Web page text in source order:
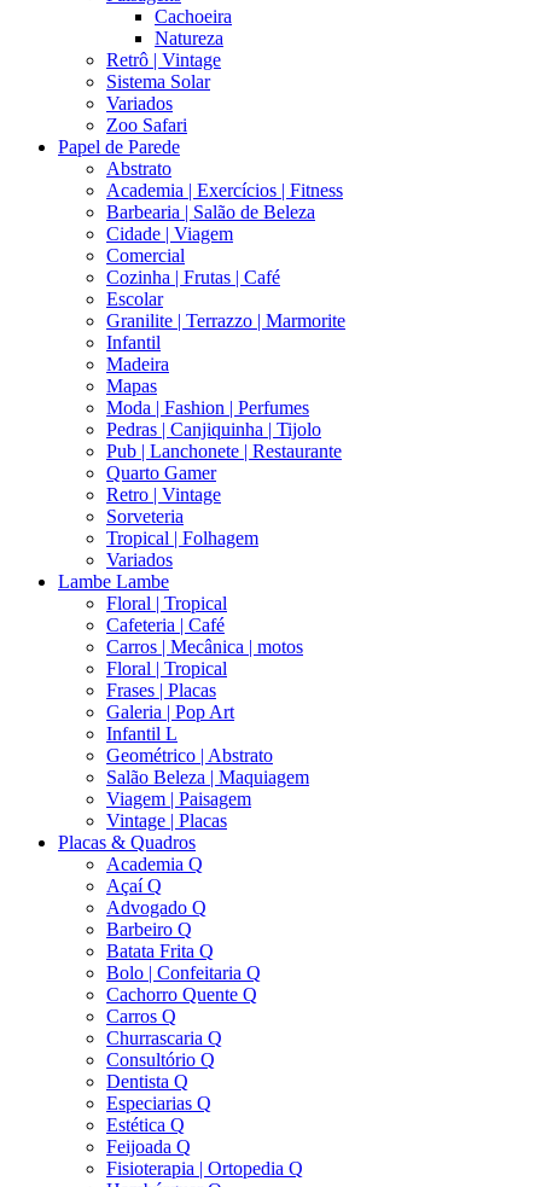
Cachoeira
Natureza
Retrô | Vintage
Sistema Solar
Variados
Zoo Safari
Papel de Parede
Abstrato
Academia | Exercícios | Fitness
Barbearia | Salão de Beleza
Cidade | Viagem
Comercial
Cozinha | Frutas | Café
Escolar
Granilite | Terrazzo | Marmorite
Infantil
Madeira
Mapas
Moda | Fashion | Perfumes
Pedras | Canjiquinha | Tijolo
Pub | Lanchonete | Restaurante
Quarto Gamer
Retro | Vintage
Sorveteria
Tropical | Folhagem
Variados
Lambe Lambe
Floral | Tropical
Cafeteria | Café
Carros | Mecânica | motos
Floral | Tropical
Frases | Placas
Galeria | Pop Art
Infantil L
Geométrico | Abstrato
Salão Beleza | Maquiagem
Viagem | Paisagem
Vintage | Placas
Placas & Quadros
Academia Q
Açaí Q
Advogado Q
Barbeiro Q
Batata Frita Q
Bolo | Confeitaria Q
Cachorro Quente Q
Carros Q
Churrascaria Q
Consultório Q
Dentista Q
Especiarias Q
Estética Q
Feijoada Q
Fisioterapia | Ortopedia Q